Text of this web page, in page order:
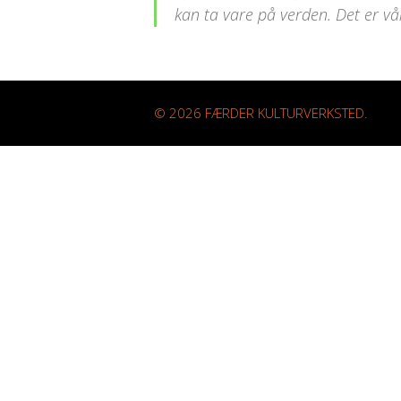
kan ta vare på verden. Det er
© 2026 FÆRDER KULTURVERKSTED.